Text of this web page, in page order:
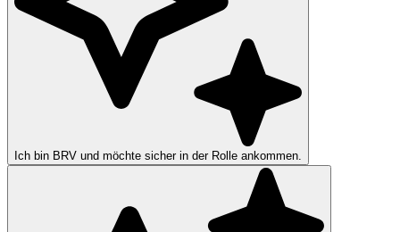
Ich bin BRV und möchte sicher in der Rolle ankommen.